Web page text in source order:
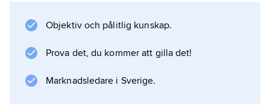
som grundläggare av den
venetianska skolan
kapellmästare vid San Marco. Den första
Objektiv och pålitlig kunskap.
Prova det, du kommer att gilla det!
Marknadsledare i Sverige.